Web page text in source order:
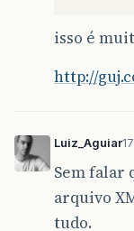
isso é
http://
Luiz_Aguiar
Sem falar
arquivo
tudo.